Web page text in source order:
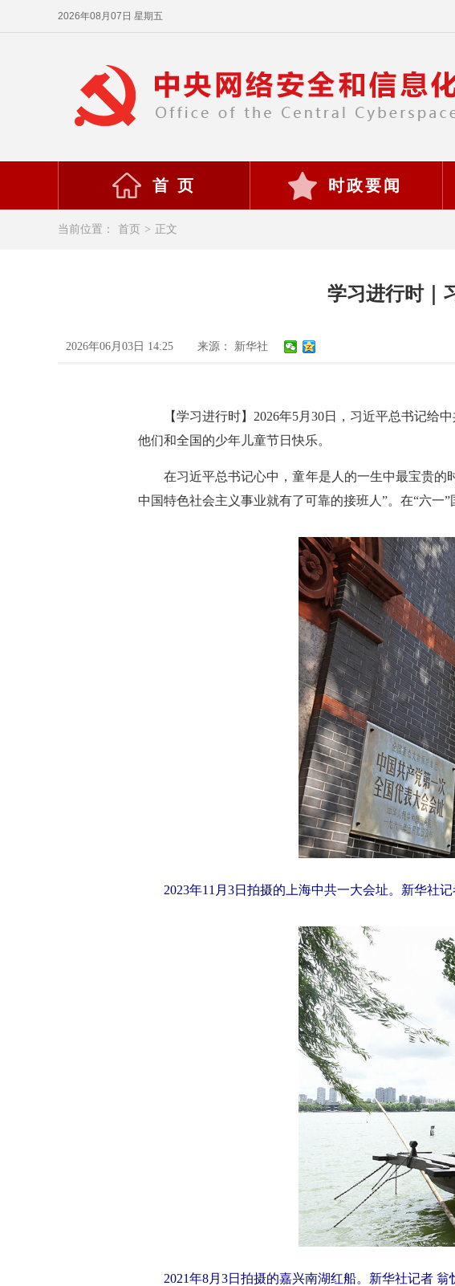
2026年08月07日 星期五
首 页 时政要闻
当前位置： 首页 > 正文
学习进行时｜
2026年06月03日 14:25 来源： 新华社
【学习进行时】2026年5月30日，习近平总书记
他们和全国的少年儿童节日快乐。
在习近平总书记心中，童年是人的一生中最宝贵的
中国特色社会主义事业就有了可靠的接班人”。在“六一
2023年11月3日拍摄的上海中共一大会址。新华社
2021年8月3日拍摄的嘉兴南湖红船。新华社记者 翁